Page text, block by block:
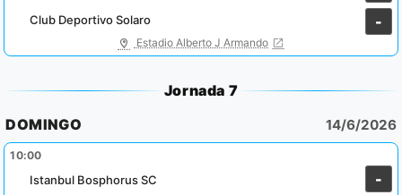
-
Club Deportivo Solaro
Estadio Alberto J Armando
Jornada 7
DOMINGO
14/6/2026
10:00
Istanbul Bosphorus SC
-